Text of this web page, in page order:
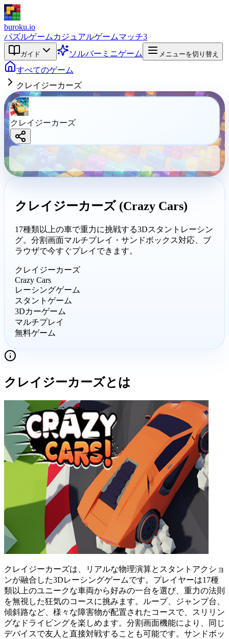
buroku.io
パズルゲーム カジュアルゲームマッチ3
ガイド ソルバー ミニゲーム メニューを切り替え
すべてのゲーム
クレイジーカーズ
buroku.io
クレイジーカーズ
クレイジーカーズ (Crazy Cars)
17種類以上の車で重力に挑戦する3Dスタントレーシン
グ。分割画面マルチプレイ・サンドボックス対応、ブ
ラウザで今すぐプレイできます。
クレイジーカーズ
Crazy Cars
レーシングゲーム
スタントゲーム
3Dカーゲーム
マルチプレイ
無料ゲーム
クレイジーカーズとは
クレイジーカーズは、リアルな物理演算とスタントアクショ
ンが融合した3Dレーシングゲームです。プレイヤーは17種
類以上のユニークな車両から好みの一台を選び、重力の法則
を無視した狂気のコースに挑みます。ループ、ジャンプ台、
傾斜路など、様々な障害物が配置されたコースで、スリリン
グなドライビングを楽しめます。分割画面機能により、同じ
デバイスで友人と直接対戦することも可能です。サンドボッ